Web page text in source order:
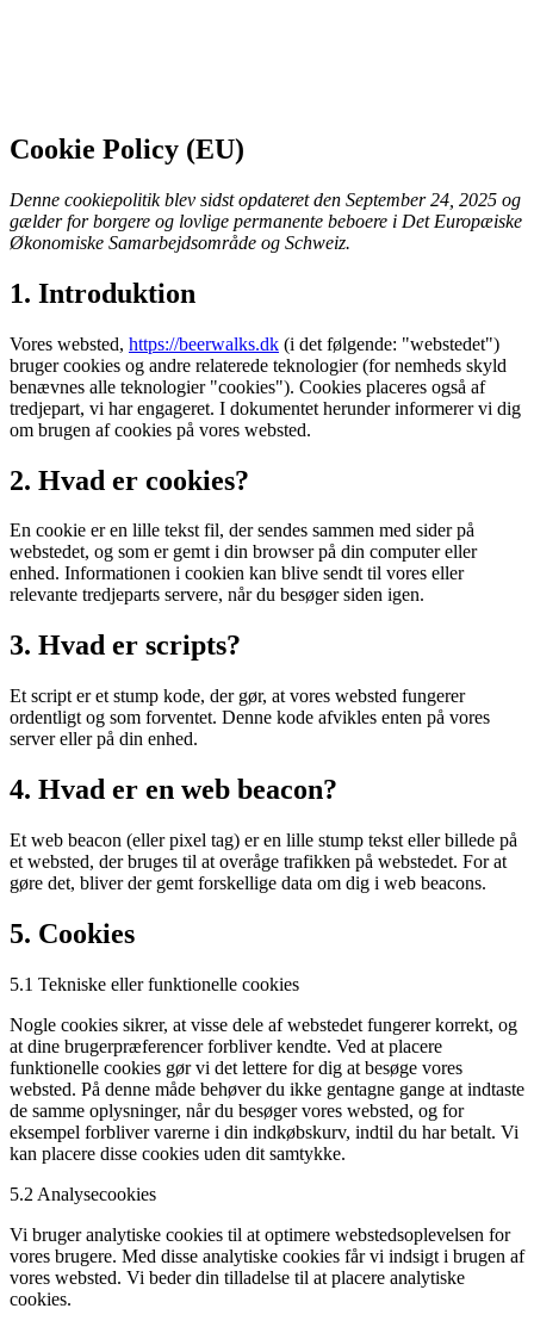
Cookie Policy (EU)
Denne cookiepolitik blev sidst opdateret den September 24, 2025 og
gælder for borgere og lovlige permanente beboere i Det Europæiske
Økonomiske Samarbejdsområde og Schweiz.
1. Introduktion
Vores websted, https://beerwalks.dk (i det følgende: "webstedet")
bruger cookies og andre relaterede teknologier (for nemheds skyld
benævnes alle teknologier "cookies"). Cookies placeres også af
tredjepart, vi har engageret. I dokumentet herunder informerer vi dig
om brugen af ​​cookies på vores websted.
2. Hvad er cookies?
En cookie er en lille tekst fil, der sendes sammen med sider på
webstedet, og som er gemt i din browser på din computer eller
enhed. Informationen i cookien kan blive sendt til vores eller
relevante tredjeparts servere, når du besøger siden igen.
3. Hvad er scripts?
Et script er et stump kode, der gør, at vores websted fungerer
ordentligt og som forventet. Denne kode afvikles enten på vores
server eller på din enhed.
4. Hvad er en web beacon?
Et web beacon (eller pixel tag) er en lille stump tekst eller billede på
et websted, der bruges til at overåge trafikken på webstedet. For at
gøre det, bliver der gemt forskellige data om dig i web beacons.
5. Cookies
5.1 Tekniske eller funktionelle cookies
Nogle cookies sikrer, at visse dele af webstedet fungerer korrekt, og
at dine brugerpræferencer forbliver kendte. Ved at placere
funktionelle cookies gør vi det lettere for dig at besøge vores
websted. På denne måde behøver du ikke gentagne gange at indtaste
de samme oplysninger, når du besøger vores websted, og for
eksempel forbliver varerne i din indkøbskurv, indtil du har betalt. Vi
kan placere disse cookies uden dit samtykke.
5.2 Analysecookies
Vi bruger analytiske cookies til at optimere webstedsoplevelsen for
vores brugere. Med disse analytiske cookies får vi indsigt i brugen af
​​vores websted. Vi beder din tilladelse til at placere analytiske
cookies.